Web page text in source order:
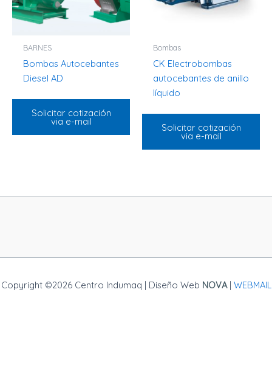
BARNES
Bombas Autocebantes
Diesel AD
Solicitar cotización
via e-mail
Bombas
CK Electrobombas
autocebantes de anillo
líquido
Solicitar cotización
via e-mail
Copyright ©2026 Centro Indumaq | Diseño Web NOVA | WEBMAIL